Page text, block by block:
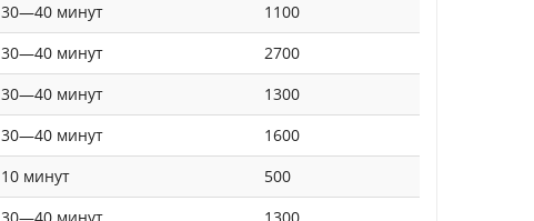
30—40 минут
1100
30—40 минут
2700
30—40 минут
1300
30—40 минут
1600
10 минут
500